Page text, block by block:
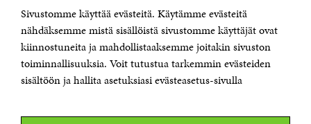
Sivustomme käyttää evästeitä. Käytämme evästeitä
nähdäksemme mistä sisällöistä sivustomme käyttäjät ovat
kiinnostuneita ja mahdollistaaksemme joitakin sivuston
toiminnallisuuksia. Voit tutustua tarkemmin evästeiden
sisältöön ja hallita asetuksiasi evästeasetus-sivulla
Puhelin +358 294 618 991
Sähköpostiosoite
Saapumisohjeet
Y-tunnus 0202132-3